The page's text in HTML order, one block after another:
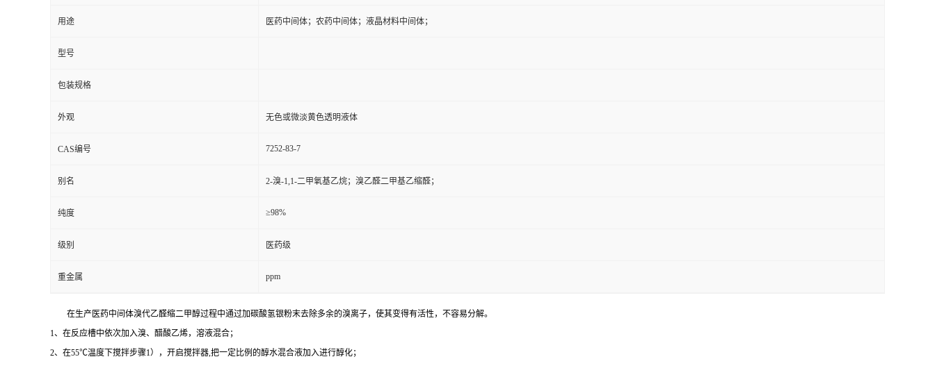
用途 医药中间体；农药中间体；液晶材料中间体；
型号
包装规格
外观 无色或微淡黄色透明液体
CAS编号 7252-83-7
别名 2-溴-1,1-二甲氧基乙烷；溴乙醛二甲基乙缩醛；
纯度 ≥98%
级别 医药级
重金属 ppm
在生产医药中间体溴代乙醛缩二甲醇过程中通过加碳酸氢银粉末去除多余的溴离子，使其变得有活性，不容易分解。
1、在反应槽中依次加入溴、醋酸乙烯，溶液混合；
2、在55℃温度下搅拌步骤1），开启搅拌器,把一定比例的醇水混合液加入进行醇化；